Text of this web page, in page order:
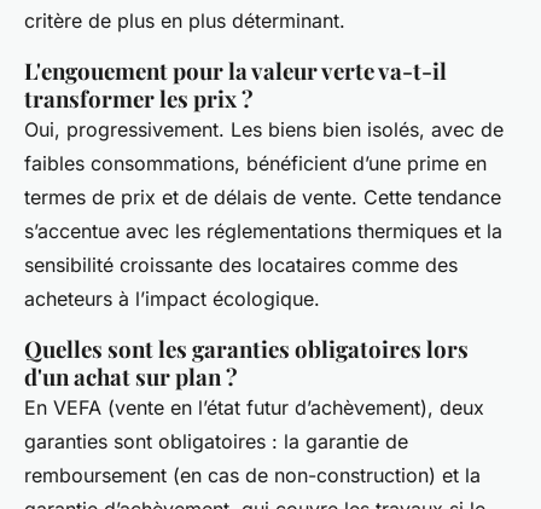
critère de plus en plus déterminant.
L'engouement pour la valeur verte va-t-il
transformer les prix ?
Oui, progressivement. Les biens bien isolés, avec de
faibles consommations, bénéficient d’une prime en
termes de prix et de délais de vente. Cette tendance
s’accentue avec les réglementations thermiques et la
sensibilité croissante des locataires comme des
acheteurs à l’impact écologique.
Quelles sont les garanties obligatoires lors
d'un achat sur plan ?
En VEFA (vente en l’état futur d’achèvement), deux
garanties sont obligatoires : la garantie de
remboursement (en cas de non-construction) et la